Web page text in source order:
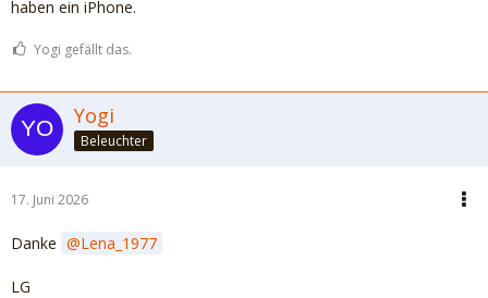
haben ein iPhone.
Yogi gefällt das.
Yogi
Beleuchter
17. Juni 2026
Danke Lena_1977
LG